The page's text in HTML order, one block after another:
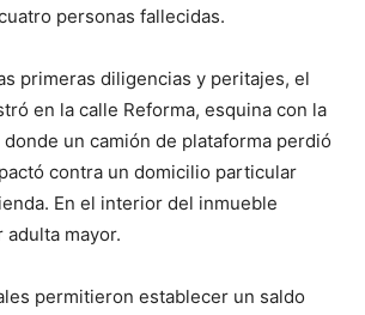
personas fallecidas.
primeras diligencias y peritajes, el
en la calle Reforma, esquina con la
un camión de plataforma perdió
contra un domicilio particular
En el interior del inmueble
mayor.
permitieron establecer un saldo